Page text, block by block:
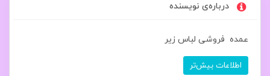
درباره‌ی نویسنده
عمده فروشی لباس زیر
اطلاعات بیش‌تر